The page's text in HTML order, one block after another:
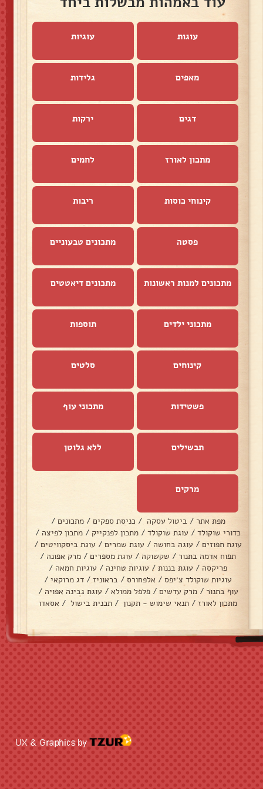
עוגות עוגיות
מאפים גלידות
דגים ירקות
מתכון לאורז לחמים
קינוחי כוסות ריבות
פסטה מתכונים טבעוניים
מתכונים למנות ראשונות מתכונים דיאטטים
מתכוני ילדים תוספות
קינוחים סלטים
פשטידות מתכוני עוף
תבשילים ללא גלוטן
מרקים
מפת אתר / ביטול עסקה / כניסת ספקים / מתכונים /
כדורי שוקולד / עוגת שוקולד / מתכון לפנקייק / מתכון לפיצה /
עוגת תפוזים / עוגה בחושה / עוגת שמרים / עוגת ביסקוויטים /
תפוח אדמה בתנור / שקשוקה / עוגת מספרים / מרק אפונה /
פריקסה / עוגת בננות / עוגיות טחינה / עוגיות חמאה /
עוגיות שוקולד צ׳יפס / אלפחורס / בראוניז / דג מרוקאי /
עוף בתנור / מרק עדשים / פלפל ממולא / עוגת גבינה אפויה /
מתכון לאורז / תנאי שימוש - תקנון / תכנית בישול / אסאדו